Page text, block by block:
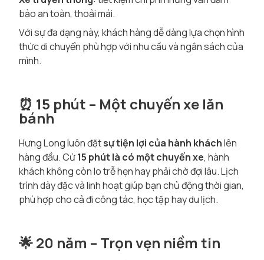
bảo an toàn, thoải mái.
Với sự đa dạng này, khách hàng dễ dàng lựa chọn hình
thức di chuyển phù hợp với nhu cầu và ngân sách của
mình.
⏰ 15 phút – Một chuyến xe lăn
bánh
Hưng Long luôn đặtsự tiện lợi của hành kháchlên
hàng đầu. Cứ15 phút là có một chuyến xe, hành
khách không còn lo trễ hẹn hay phải chờ đợi lâu. Lịch
trình dày đặc và linh hoạt giúp bạn chủ động thời gian,
phù hợp cho cả đi công tác, học tập hay du lịch.
🌟 20 năm – Trọn vẹn niềm tin